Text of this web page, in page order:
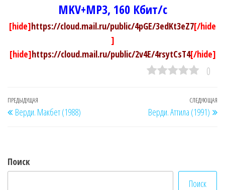
MKV+MP3, 160 Кбит/с
[hide]https://cloud.mail.ru/public/4pGE/3edKt3eZ7[/hide
]
[hide]https://cloud.mail.ru/public/2v4E/4rsytCsT4[/hide]
0
Навигация
по
Предыдущая
запись
ПРЕДЫДУЩАЯ
Верди. Макбет (1988)
СЛЕДУЮЩАЯ
Верди. Аттила (1991)
Поиск
Поиск